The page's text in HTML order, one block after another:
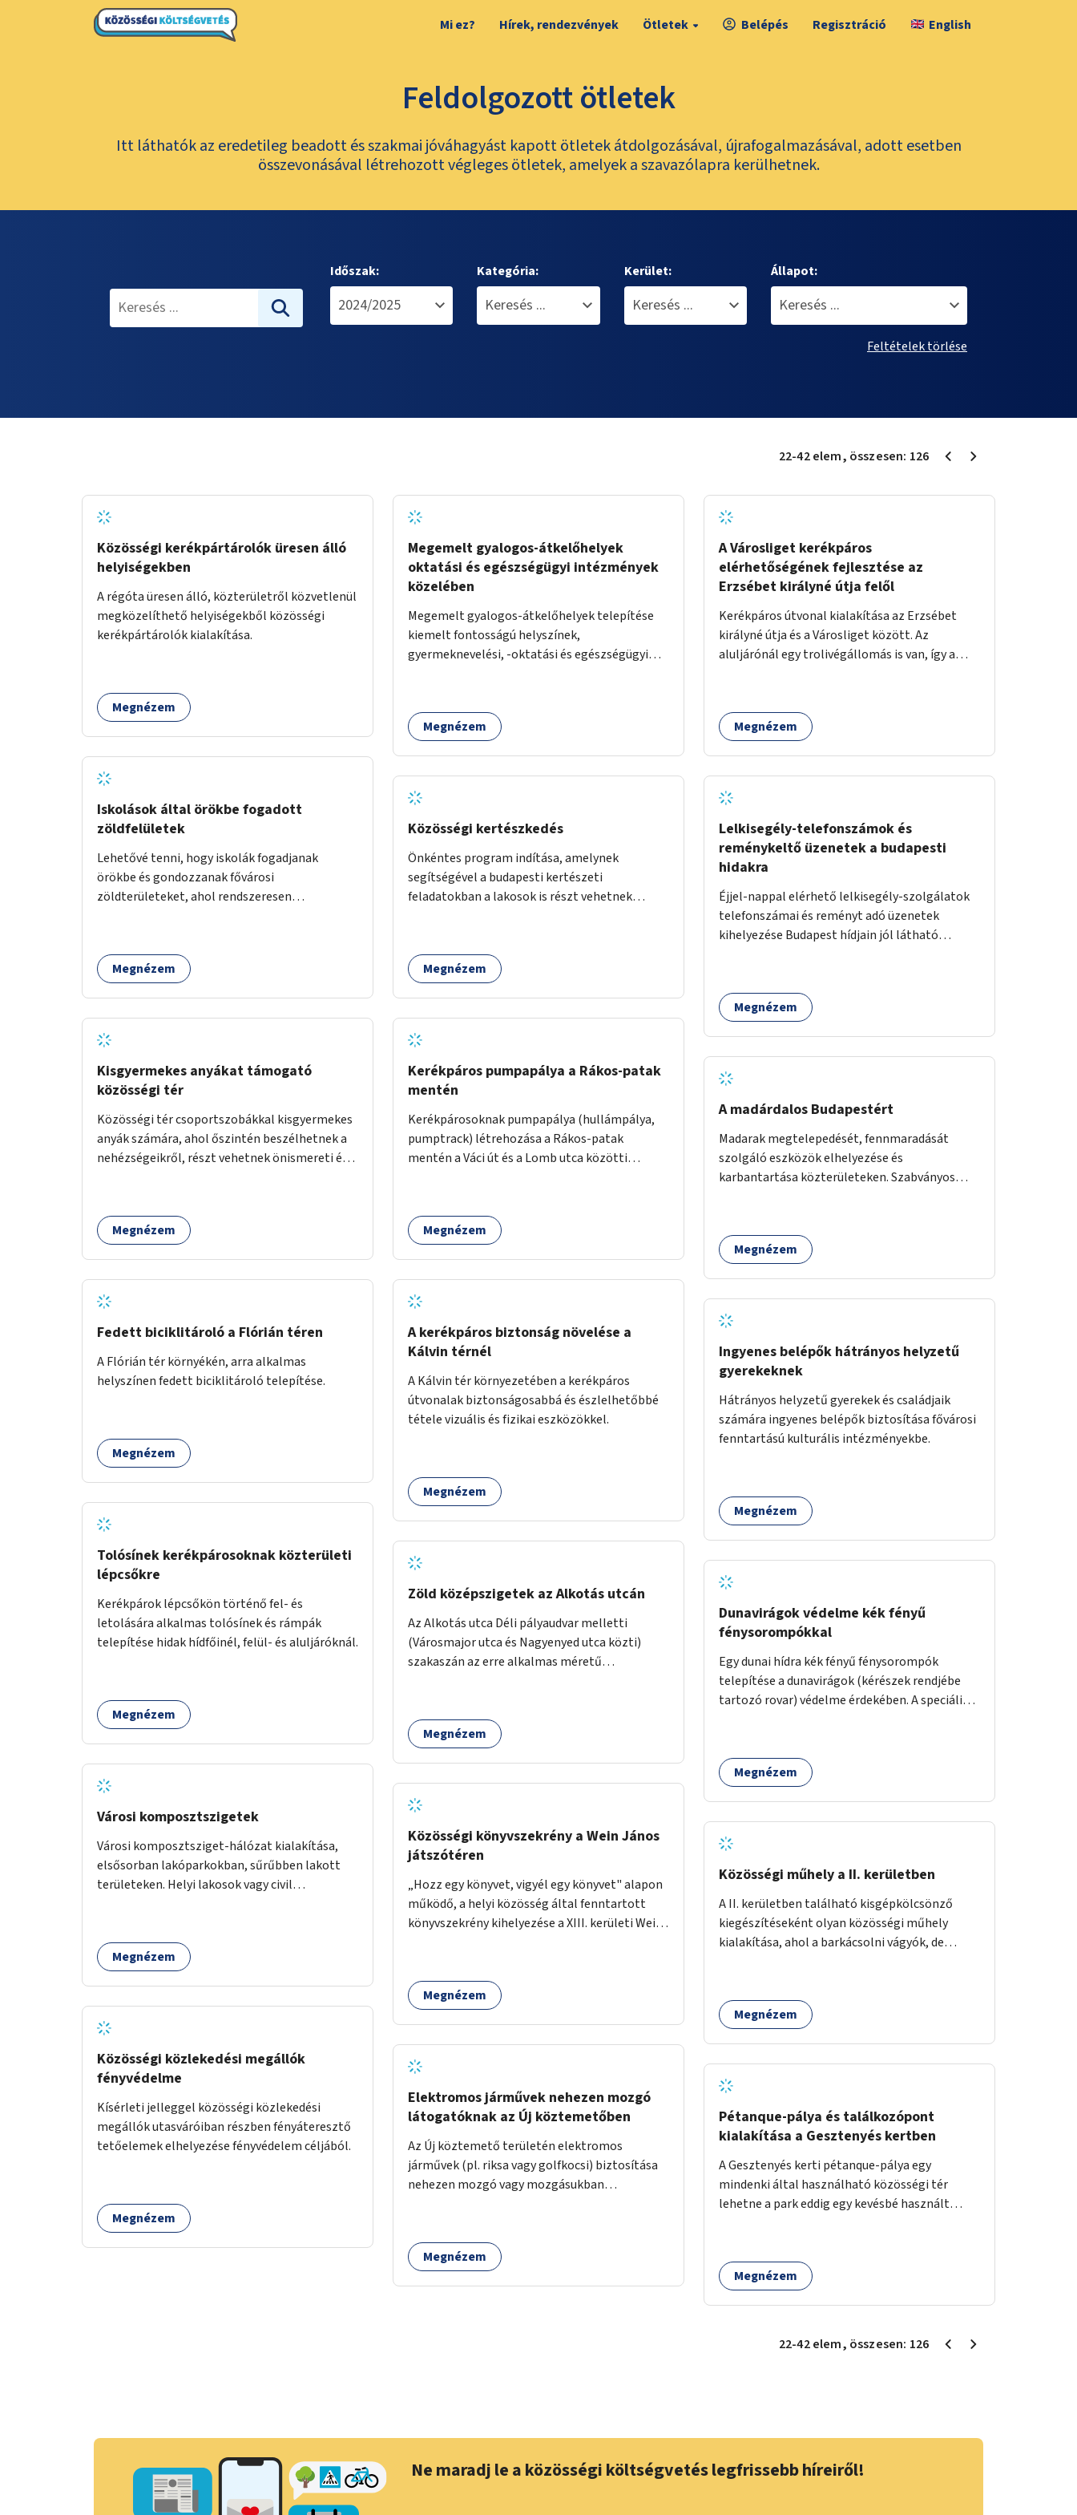
Mi ez? Hírek, rendezvények Ötletek Belépés Regisztráció English
Feldolgozott ötletek
Itt láthatók az eredetileg beadott és szakmai jóváhagyást kapott ötletek átdolgozásával, újrafogalmazásával, adott esetben
összevonásával létrehozott végleges ötletek, amelyek a szavazólapra kerülhetnek.
Időszak: Kategória: Kerület: Állapot:
Feltételek törlése
22-42elem, összesen: 126
Közösségi kerékpártárolók üresen álló
helyiségekben
A régóta üresen álló, közterületről közvetlenül
megközelíthető helyiségekből közösségi
kerékpártárolók kialakítása.
Megnézem
Iskolások által örökbe fogadott
zöldfelületek
Lehetővé tenni, hogy iskolák fogadjanak
örökbe és gondozzanak fővárosi
zöldterületeket, ahol rendszeresen
Megnézem
Kisgyermekes anyákat támogató
közösségi tér
Közösségi tér csoportszobákkal kisgyermekes
anyák számára, ahol őszintén beszélhetnek a
nehézségeikről, részt vehetnek önismereti és
biztonságban játszhatnak.
Megnézem
Fedett biciklitároló a Flórián téren
A Flórián tér környékén, arra alkalmas
helyszínen fedett biciklitároló telepítése.
Megnézem
Tolósínek kerékpárosoknak közterületi
lépcsőkre
Kerékpárok lépcsőkön történő fel- és
letolására alkalmas tolósínek és rámpák
telepítése hidak hídfőinél, felül- és aluljáróknál.
Megnézem
Városi komposztszigetek
Városi komposztsziget-hálózat kialakítása,
elsősorban lakóparkokban, sűrűbben lakott
területeken. Helyi lakosok vagy civil
komposztszigetek helyben történő hosszú
távú fenntartását.
Megnézem
Közösségi közlekedési megállók
fényvédelme
Kísérleti jelleggel közösségi közlekedési
megállók utasváróiban részben fényáteresztő
tetőelemek elhelyezése fényvédelem céljából.
Megnézem
Megemelt gyalogos-átkelőhelyek
oktatási és egészségügyi intézmények
közelében
Megemelt gyalogos-átkelőhelyek telepítése
kiemelt fontosságú helyszínek,
gyermeknevelési, -oktatási és egészségügyi
Megnézem
Közösségi kertészkedés
Önkéntes program indítása, amelynek
segítségével a budapesti kertészeti
feladatokban a lakosok is részt vehetnek
Megnézem
Kerékpáros pumpapálya a Rákos-patak
mentén
Kerékpárosoknak pumpapálya (hullámpálya,
pumptrack) létrehozása a Rákos-patak
mentén a Váci út és a Lomb utca közötti
Megnézem
A kerékpáros biztonság növelése a
Kálvin térnél
A Kálvin tér környezetében a kerékpáros
útvonalak biztonságosabbá és észlelhetőbbé
tétele vizuális és fizikai eszközökkel.
Megnézem
Zöld középszigetek az Alkotás utcán
Az Alkotás utca Déli pályaudvar melletti
(Városmajor utca és Nagyenyed utca közti)
szakaszán az erre alkalmas méretű
Megnézem
Közösségi könyvszekrény a Wein János
játszótéren
„Hozz egy könyvet, vigyél egy könyvet" alapon
működő, a helyi közösség által fenntartott
könyvszekrény kihelyezése a XIII. kerületi Wein
Megnézem
Elektromos járművek nehezen mozgó
látogatóknak az Új köztemetőben
Az Új köztemető területén elektromos
járművek (pl. riksa vagy golfkocsi) biztosítása
nehezen mozgó vagy mozgásukban
közlekednének.
Megnézem
A Városliget kerékpáros
elérhetőségének fejlesztése az
Erzsébet királyné útja felől
Kerékpáros útvonal kialakítása az Erzsébet
királyné útja és a Városliget között. Az
aluljárónál egy trolivégállomás is van, így a
troliforgalom mellett is. Az útvonal
átvezetésre kerülne a Hungária körúton, majd a
Megnézem
Lelkisegély-telefonszámok és
reménykeltő üzenetek a budapesti
hidakra
Éjjel-nappal elérhető lelkisegély-szolgálatok
telefonszámai és reményt adó üzenetek
kihelyezése Budapest hídjain jól látható
legyen kapacitásuk a növekvő számú hívások
fogadására.
Megnézem
A madárdalos Budapestért
Madarak megtelepedését, fennmaradását
szolgáló eszközök elhelyezése és
karbantartása közterületeken. Szabványos
Megnézem
Ingyenes belépők hátrányos helyzetű
gyerekeknek
Hátrányos helyzetű gyerekek és családjaik
számára ingyenes belépők biztosítása fővárosi
fenntartású kulturális intézményekbe.
Megnézem
Dunavirágok védelme kék fényű
fénysorompókkal
Egy dunai hídra kék fényű fénysorompók
telepítése a dunavirágok (kérészek rendjébe
tartozó rovar) védelme érdekében. A speciális,
tartsák, megakadályozva, hogy a hidak
úttestjére repüljenek, és ott rakják le petéiket.
Megnézem
Közösségi műhely a II. kerületben
A II. kerületben található kisgépkölcsönző
kiegészítéseként olyan közösségi műhely
kialakítása, ahol a barkácsolni vágyók, de
megfelelő helyet.
Megnézem
Pétanque-pálya és találkozópont
kialakítása a Gesztenyés kertben
A Gesztenyés kerti pétanque-pálya egy
mindenki által használható közösségi tér
lehetne a park eddig egy kevésbé használt
sportolásra – generációkon átívelően, akár
mozgásukban korlátozott, autizmussal vagy
Megnézem
22-42elem, összesen: 126
Ne maradj le a közösségi költségvetés legfrissebb híreiről!